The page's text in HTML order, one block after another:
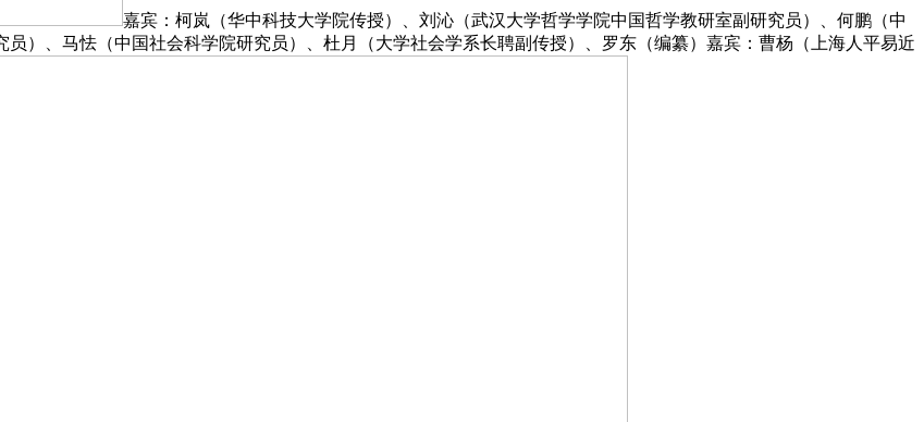
嘉宾：柯岚（华中科技大学院传授）、刘沁（武汉大学哲学学院中国哲学教研室副研究员）、何鹏（中
）、马怯（中国社会科学院研究员）、杜月（大学社会学系长聘副传授）、罗东（编纂）嘉宾：曹杨（上海人平易近